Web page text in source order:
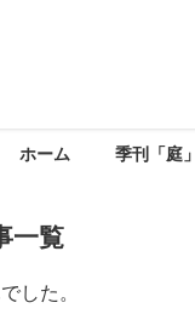
ホーム 季刊「庭
一覧
した。